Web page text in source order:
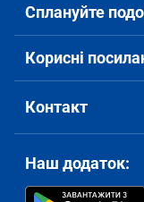
Сплануйте
Корисні
Контакт
Наш додаток: